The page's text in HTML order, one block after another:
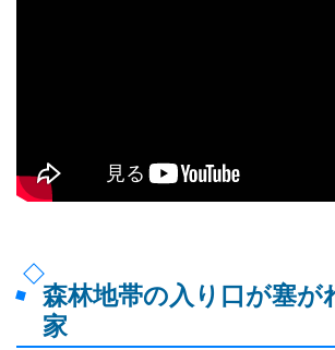
森林地帯の入り口が塞が
家